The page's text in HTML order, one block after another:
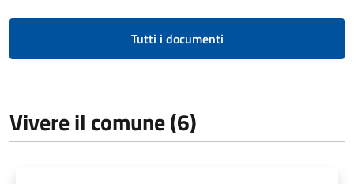
Tutti i documenti
Vivere il comune (6)